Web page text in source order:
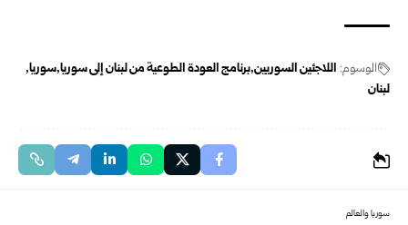
الوسوم: اللاجئين السوريين برنامج العودة الطوعية من لبنان إلى سوريا سوريا
لبنان
سوريا والعالم